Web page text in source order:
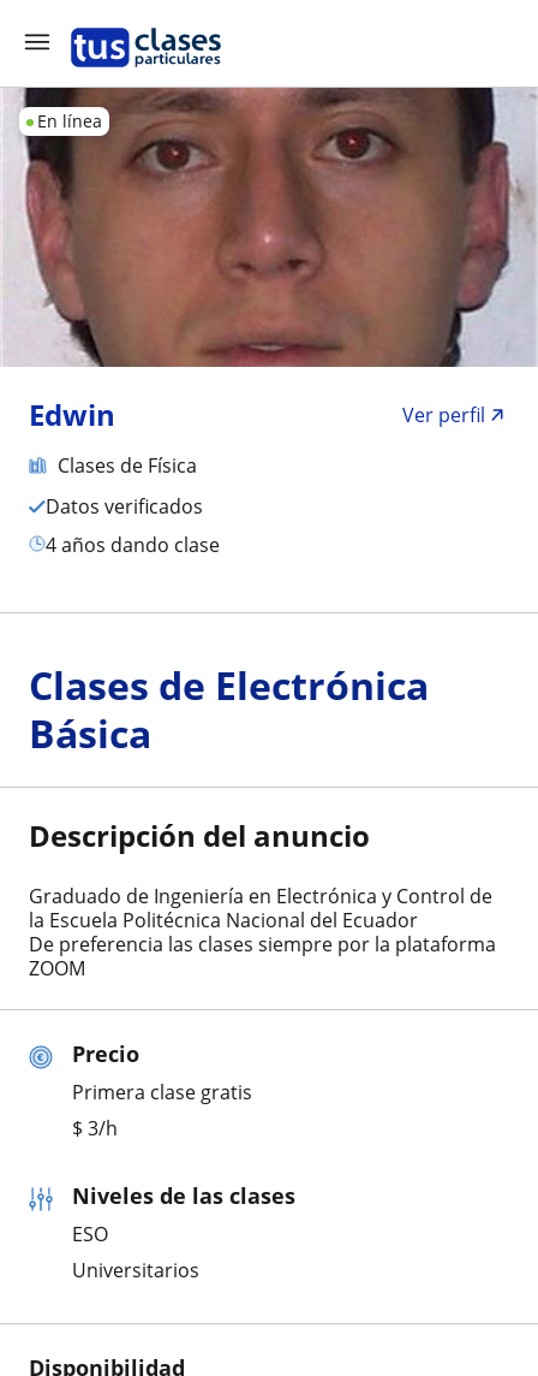
En línea
Edwin
Ver perfil
Clases de Física
Datos verificados
4 años dando clase
Precio
Primera clase gratis
$ 3/h
Niveles de las clases
ESO
Universitarios
Disponibilidad
Clases de Electrónica
Básica
Descripción del anuncio
Graduado de Ingeniería en Electrónica y Control de
la Escuela Politécnica Nacional del Ecuador
De preferencia las clases siempre por la plataforma
ZOOM